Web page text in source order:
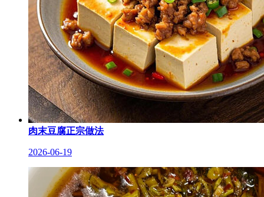
肉末豆腐正宗做法
2026-06-19